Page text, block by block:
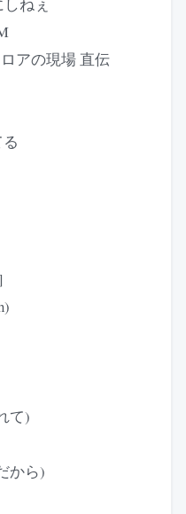
アの現場 直伝
て)
から)